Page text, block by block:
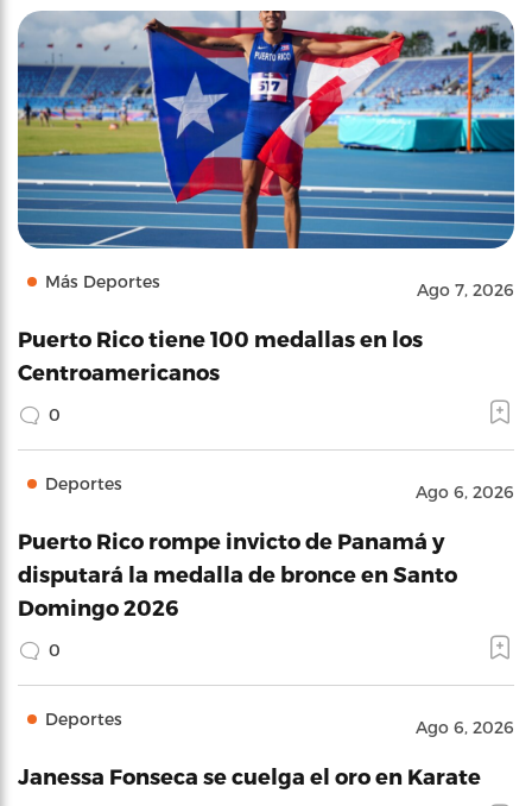
Más Deportes Ago 7, 2026
Puerto Rico tiene 100 medallas en los
Centroamericanos
0
Deportes Ago 6, 2026
Puerto Rico rompe invicto de Panamá y
disputará la medalla de bronce en Santo
Domingo 2026
0
Deportes Ago 6, 2026
Janessa Fonseca se cuelga el oro en Karate